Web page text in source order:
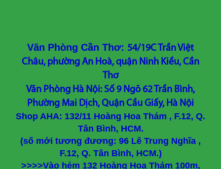
Văn Phòng Cần Thơ: 54/19C Trần Việt
Châu, phường An Hoà, quận Ninh Kiều, Cần
Thơ
Văn Phòng Hà Nội: Số 9 Ngõ 62 Trần Bình,
Phường Mai Dịch, Quận Cầu Giấy, Hà Nội
Shop AHA: 132/11 Hoàng Hoa Thám , F.12, Q.
Tân Bình, HCM.
(số mới tương đương: 96 Lê Trung Nghĩa ,
F.12, Q. Tân Bình, HCM.)
>>>>Vào hẻm 132 Hoàng Hoa Thám 100m,